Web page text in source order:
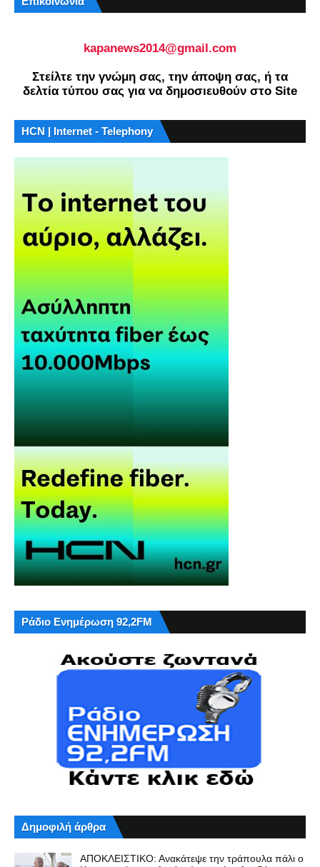
kapanews2014@gmail.com
Στείλτε την γνώμη σας, την άποψη σας, ή τα
δελτία τύπου σας για να δημοσιευθούν στο Site
HCN | Internet - Telephony
Ράδιο Ενημέρωση 92,2FM
Δημοφιλή άρθρα
ΑΠΟΚΛΕΙΣΤΙΚΟ: Ανακάτεψε την τράπουλα πάλι ο